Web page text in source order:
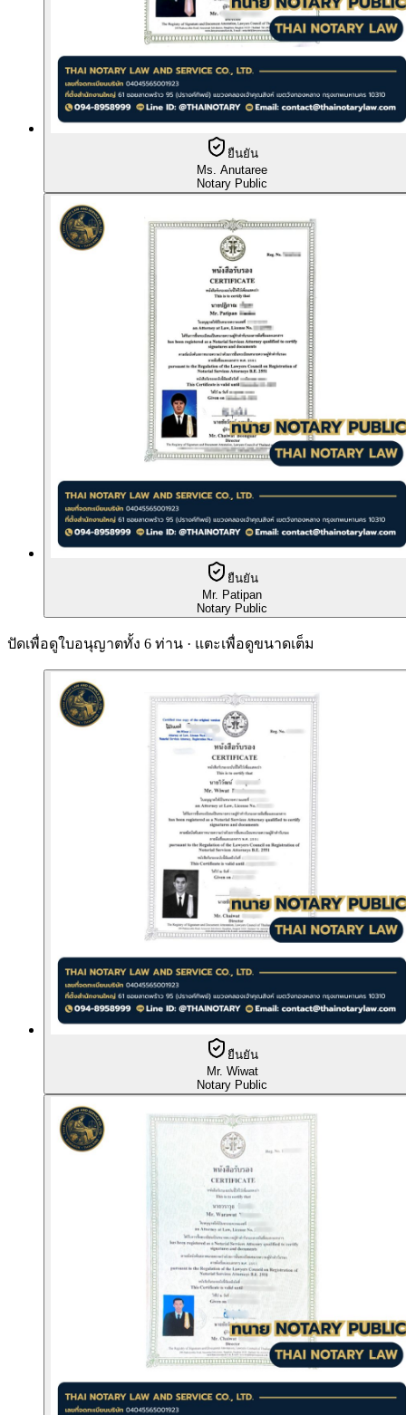
ยืนยัน
Ms. Anutaree
Notary Public
ยืนยัน
Mr. Patipan
Notary Public
ปัดเพื่อดูใบอนุญาตทั้ง 6 ท่าน · แตะเพื่อดูขนาดเต็ม
ยืนยัน
Mr. Wiwat
Notary Public